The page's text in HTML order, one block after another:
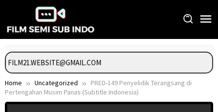
content
FILM21.WEBSITE@GMAIL.COM
Home Uncategorized
PRED-149 Penyelidik Terangsang di
Pertengahan Musim Panas (Subtitle Indonesia)